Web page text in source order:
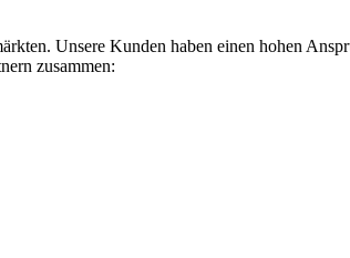
Unsere Kunden haben einen hohen
zusammen: